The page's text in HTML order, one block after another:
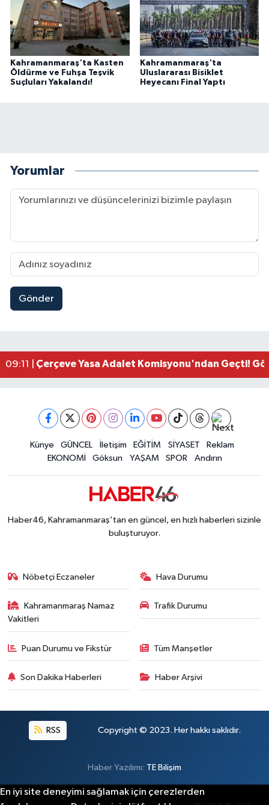
Kahramanmaraş'ta Kasten
Öldürme ve Fuhşa Teşvik
Suçluları Yakalandı!
Kahramanmaraş'ta
Uluslararası Bisiklet
Heyecanı Final Yaptı
Yorumlar
Gönder
17:19 |Kahramanmaraşlı İşçi Adana'daki Tünel
09:11 | Çerçeve Yasa Adalet Komisyonu'ndan Geçti!
09:04 |Kahramanmaraş'taki Okul Saldırısı TBMM
Kahramanmaraş'ta Pusula Maraş Eğitim
Kahramanmaraş'ta Tarım İçin Su Seferberliği
20:02 |Kahramanmaraş'ta 5 Kilometrelik Yolda Sıcak
Künye GÜNCEL İletişim EĞİTİM SİYASET
Reklam
EKONOMİ
Göksun YAŞAM SPOR Andırın
Haber46, Kahramanmaraş'tan en güncel, en hızlı haberleri sizinle
buluşturuyor.
Nöbetçi Eczaneler Hava Durumu
Kahramanmaraş Namaz
Vakitleri
Trafik Durumu
Puan Durumu ve Fikstür Tüm Manşetler
Son Dakika Haberleri Haber Arşivi
RSS Copyright © 2023. Her hakkı saklıdır.
Haber Yazılımı: TE Bilişim
En iyi site deneyimi sağlamak için çerezlerden